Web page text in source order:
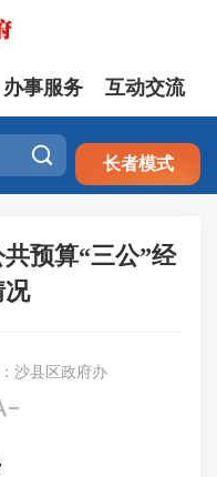
注册 登录
办事服务 互动交流
 长者模式
预算“三公”经
况
沙县区政府办